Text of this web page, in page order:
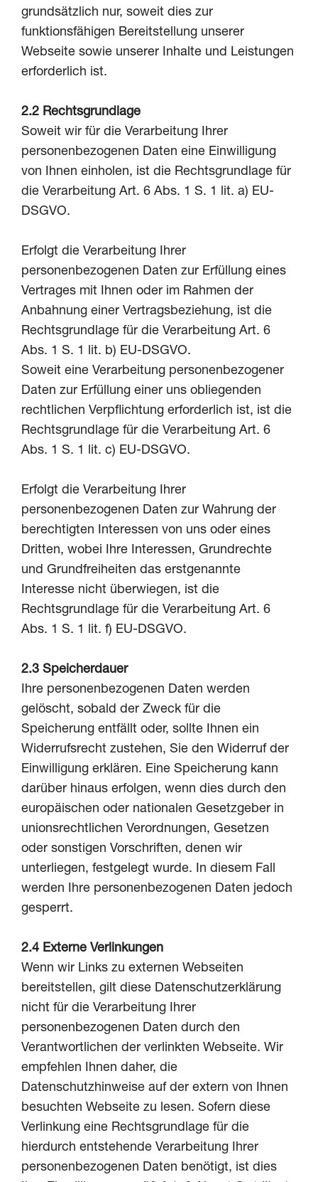
grundsätzlich nur, soweit dies zur
funktionsfähigen Bereitstellung unserer
Webseite sowie unserer Inhalte und Leistungen
erforderlich ist.
2.2 Rechtsgrundlage
Soweit wir für die Verarbeitung Ihrer
personenbezogenen Daten eine Einwilligung
von Ihnen einholen, ist die Rechtsgrundlage für
die Verarbeitung Art. 6 Abs. 1 S. 1 lit. a) EU-
DSGVO.
Erfolgt die Verarbeitung Ihrer
personenbezogenen Daten zur Erfüllung eines
Vertrages mit Ihnen oder im Rahmen der
Anbahnung einer Vertragsbeziehung, ist die
Rechtsgrundlage für die Verarbeitung Art. 6
Abs. 1 S. 1 lit. b) EU-DSGVO.
Soweit eine Verarbeitung personenbezogener
Daten zur Erfüllung einer uns obliegenden
rechtlichen Verpflichtung erforderlich ist, ist die
Rechtsgrundlage für die Verarbeitung Art. 6
Abs. 1 S. 1 lit. c) EU-DSGVO.
Erfolgt die Verarbeitung Ihrer
personenbezogenen Daten zur Wahrung der
berechtigten Interessen von uns oder eines
Dritten, wobei Ihre Interessen, Grundrechte
und Grundfreiheiten das erstgenannte
Interesse nicht überwiegen, ist die
Rechtsgrundlage für die Verarbeitung Art. 6
Abs. 1 S. 1 lit. f) EU-DSGVO.
2.3 Speicherdauer
Ihre personenbezogenen Daten werden
gelöscht, sobald der Zweck für die
Speicherung entfällt oder, sollte Ihnen ein
Widerrufsrecht zustehen, Sie den Widerruf der
Einwilligung erklären. Eine Speicherung kann
darüber hinaus erfolgen, wenn dies durch den
europäischen oder nationalen Gesetzgeber in
unionsrechtlichen Verordnungen, Gesetzen
oder sonstigen Vorschriften, denen wir
unterliegen, festgelegt wurde. In diesem Fall
werden Ihre personenbezogenen Daten jedoch
gesperrt.
2.4 Externe Verlinkungen
Wenn wir Links zu externen Webseiten
bereitstellen, gilt diese Datenschutzerklärung
nicht für die Verarbeitung Ihrer
personenbezogenen Daten durch den
Verantwortlichen der verlinkten Webseite. Wir
empfehlen Ihnen daher, die
Datenschutzhinweise auf der extern von Ihnen
besuchten Webseite zu lesen. Sofern diese
Verlinkung eine Rechtsgrundlage für die
hierdurch entstehende Verarbeitung Ihrer
personenbezogenen Daten benötigt, ist dies